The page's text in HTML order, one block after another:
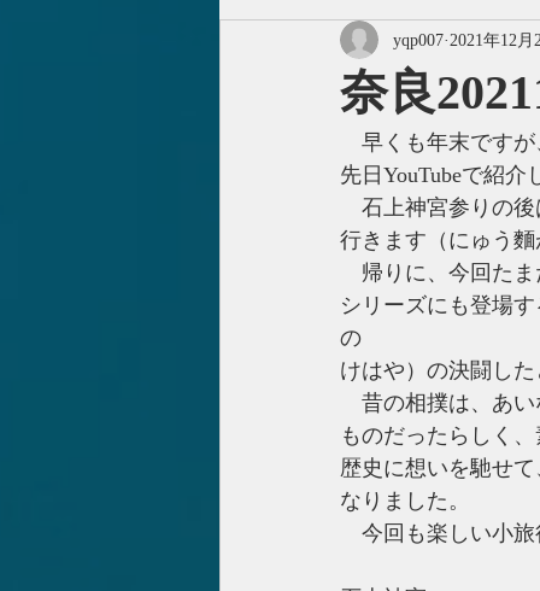
奈良
yqp007 2021年12月
早くも年末ですが
先日YouTubeで紹
石上神宮参りの後
行きます（にゅう
帰りに、今回たま
シリーズにも登場
の
けはや）の決闘し
昔の相撲は、あい
ものだったらしく
歴史に想いを馳せ
なりました。
今回も楽しい小旅